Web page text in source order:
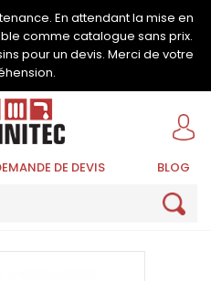
En attendant la mise en
comme catalogue sans prix.
pour un devis. Merci de votre
DE DEVIS BLOG